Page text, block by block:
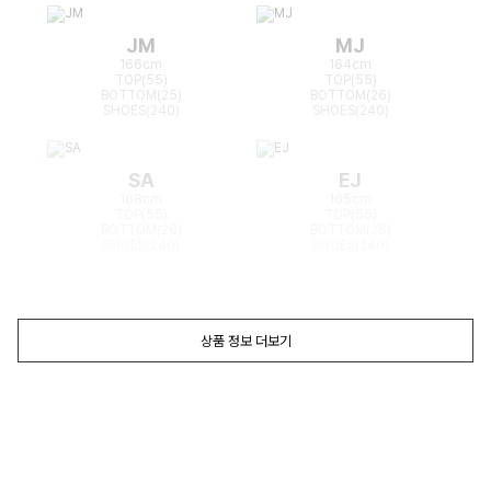
JM
166cm
TOP(55)
BOTTOM(25)
MJ
164cm
TOP(55)
BOTTOM(26)
SA EJ
상품 정보 더보기